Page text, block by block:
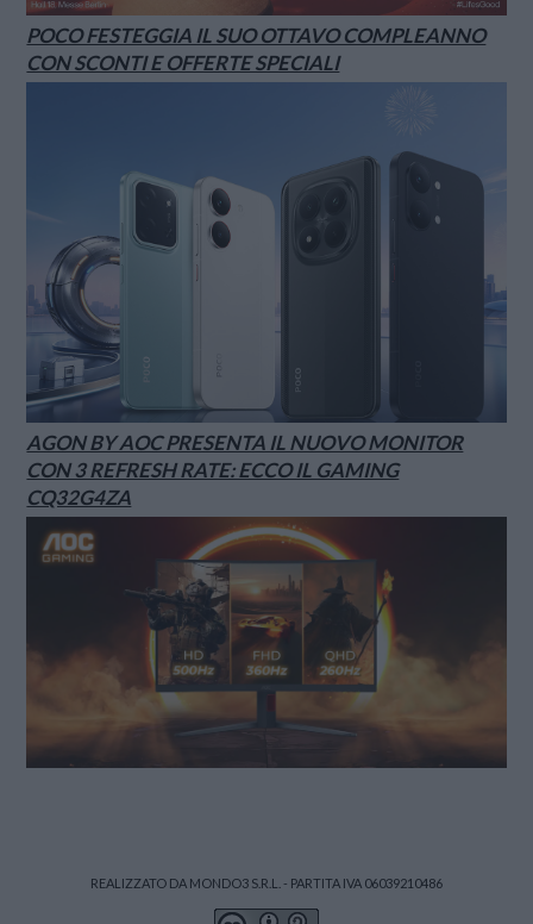
POCO FESTEGGIA IL SUO OTTAVO COMPLEANNO
CON SCONTI E OFFERTE SPECIALI
AGON BY AOC PRESENTA IL NUOVO MONITOR
CON 3 REFRESH RATE: ECCO IL GAMING
CQ32G4ZA
REALIZZATO DA MONDO3 S.R.L. - PARTITA IVA 06039210486